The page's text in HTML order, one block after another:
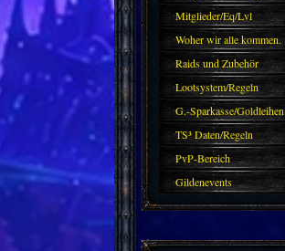
Mitglieder/Eq/Lvl
Woher wir alle kommen.
Raids und Zubehör
Lootsystem/Regeln
G.-Sparkasse/Goldleihen
TS³ Daten/Regeln
PvP-Bereich
Gildenevents